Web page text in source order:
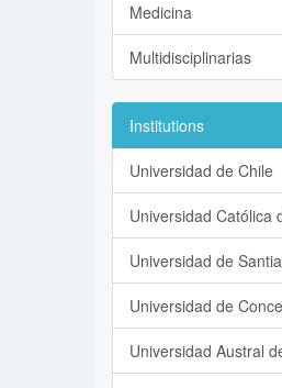
Medicina
Multidisciplinarias
Institutions
Universidad de Chile
Universidad Católica
Universidad de
Universidad de
Universidad Austral